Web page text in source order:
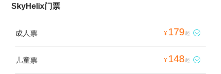
SkyHelix门票
成人票 ¥ 179起 
儿童票 ¥ 148起 